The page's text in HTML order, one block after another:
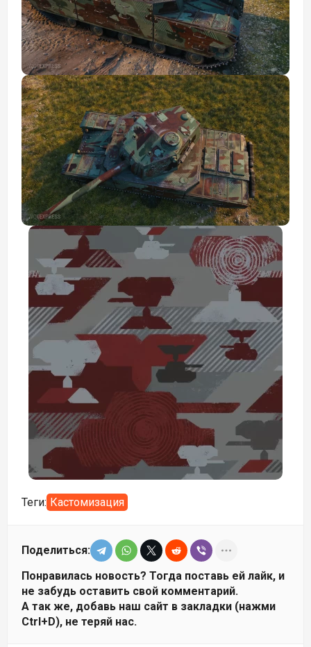
Теги: Кастомизация
Поделиться:
Понравилась новость? Тогда поставь ей лайк, и
не забудь оставить свой комментарий.
А так же, добавь наш сайт в закладки (нажми
Ctrl+D), не теряй нас.